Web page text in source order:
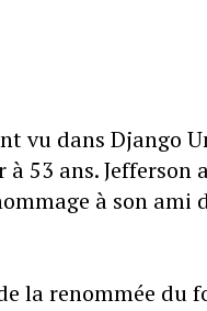
vu dans Django
53 ans.
à son
la renommée du